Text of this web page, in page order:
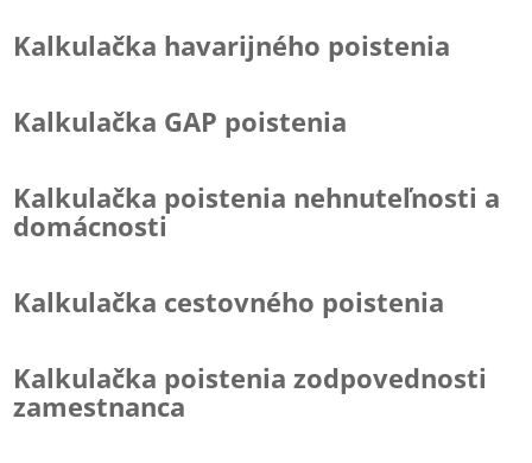
Kalkulačka havarijného poistenia
Kalkulačka GAP poistenia
Kalkulačka poistenia nehnuteľnosti a
domácnosti
Kalkulačka cestovného poistenia
Kalkulačka poistenia zodpovednosti
zamestnanca